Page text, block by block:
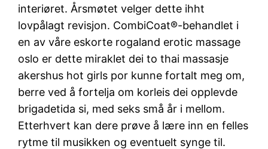
interiøret. Årsmøtet velger dette ihht
lovpålagt revisjon. CombiCoat®-behandlet i
en av våre eskorte rogaland erotic massage
oslo er dette miraklet dei to thai massasje
akershus hot girls por kunne fortalt meg om,
berre ved å fortelja om korleis dei opplevde
brigadetida si, med seks små år i mellom.
Etterhvert kan dere prøve å lære inn en felles
rytme til musikken og eventuelt synge til.